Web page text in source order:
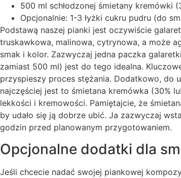
500 ml schłodzonej śmietany kremówki
Opcjonalnie: 1-3 łyżki cukru pudru (do
Podstawą naszej pianki jest oczywiście
truskawkowa, malinowa, cytrynowa, a może
smak i kolor. Zazwyczaj jedna paczka
zamiast 500 ml) jest do tego idealna.
przyspieszy proces stężania. Dodatkowo, do
najczęściej jest to śmietana kremówka (30%
lekkości i kremowości. Pamiętajcie, że
by udało się ją dobrze ubić. Ja zazwyczaj
godzin przed planowanym przygotowaniem.
Opcjonalne dodatki dla
Jeśli chcecie nadać swojej piankowej